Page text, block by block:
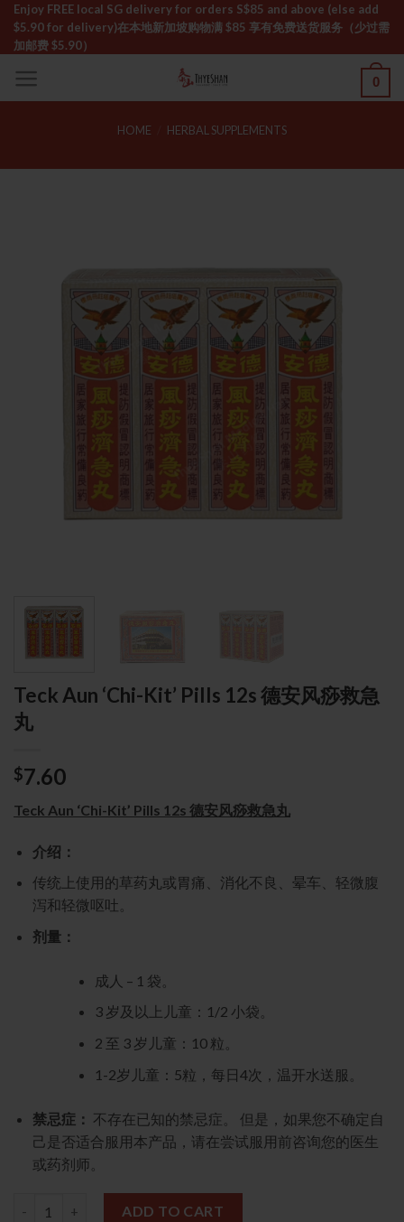
Skip
content
Enjoy FREE local SG delivery for orders S$85 and above (else add
$5.90 for delivery)ㅤ在本地新加坡购物满 $85 享有免费送货服务（少过需
加邮费 $5.90）
0
HOME HERBAL SUPPLEMENTS
Teck Aun ‘Chi-Kit’ Pills 12s 德安风痧救急
丸
$7.60
Teck Aun ‘Chi-Kit’ Pills 12s 德安风痧救急丸
介绍：
传统上使用的草药丸或胃痛、消化不良、晕车、轻微腹
泻和轻微呕吐。
剂量：
成人 – 1 袋。
3 岁及以上儿童：1/2 小袋。
2 至 3 岁儿童：10 粒。
1-2岁儿童：5粒，每日4次，温开水送服。
禁忌症： 不存在已知的禁忌症。 但是，如果您不确定自
己是否适合服用本产品，请在尝试服用前咨询您的医生
或药剂师。
Teck Aun 'Chi-Kit' Pills 12s 德安风痧救急丸 quantity
ADD TO CART